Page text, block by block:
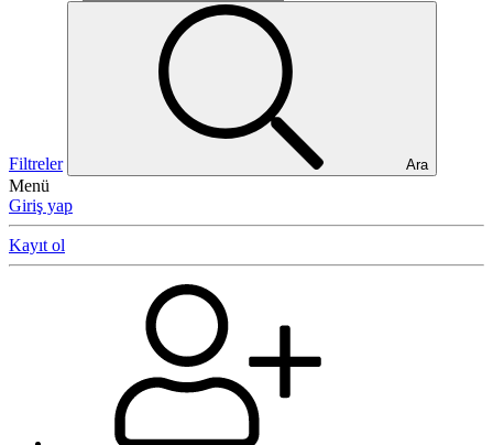
Filtreler Ara
Menü
Giriş yap
Kayıt ol